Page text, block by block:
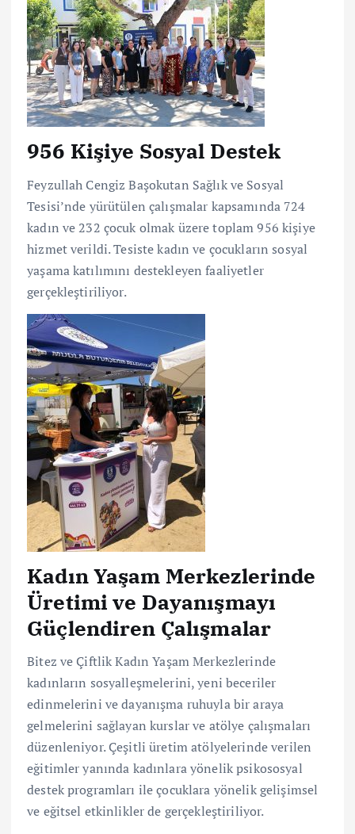
956 Kişiye Sosyal Destek
Feyzullah Cengiz Başokutan Sağlık ve Sosyal
Tesisi’nde yürütülen çalışmalar kapsamında 724
kadın ve 232 çocuk olmak üzere toplam 956 kişiye
hizmet verildi. Tesiste kadın ve çocukların sosyal
yaşama katılımını destekleyen faaliyetler
gerçekleştiriliyor.
Kadın Yaşam Merkezlerinde
Üretimi ve Dayanışmayı
Güçlendiren Çalışmalar
Bitez ve Çiftlik Kadın Yaşam Merkezlerinde
kadınların sosyalleşmelerini, yeni beceriler
edinmelerini ve dayanışma ruhuyla bir araya
gelmelerini sağlayan kurslar ve atölye çalışmaları
düzenleniyor. Çeşitli üretim atölyelerinde verilen
eğitimler yanında kadınlara yönelik psikososyal
destek programları ile çocuklara yönelik gelişimsel
ve eğitsel etkinlikler de gerçekleştiriliyor.